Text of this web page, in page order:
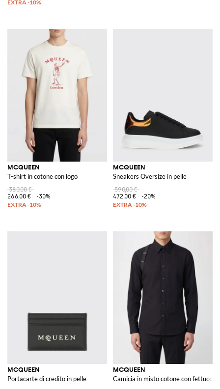
MCQUEEN
T-shirt in cotone con logo
380,00 €
266,00 €
-30%
MCQUEEN
Sneakers Oversize in pelle
590,00 €
472,00 €
-20%
MCQUEEN
Portacarte di credito in pelle
MCQUEEN
Camicia in misto cotone con fettuccia